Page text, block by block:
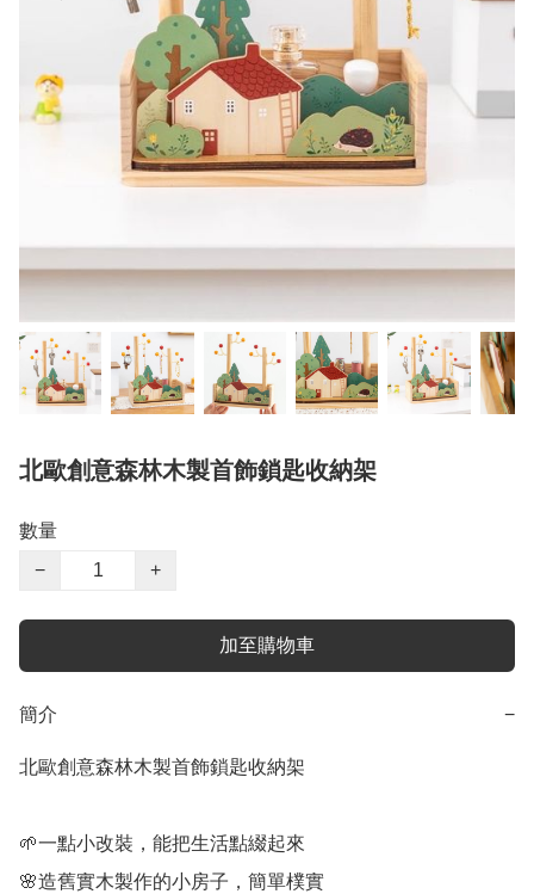
北歐創意森林木製首飾鎖匙收納架
數量
−
+
加至購物車
簡介 −
北歐創意森林木製首飾鎖匙收納架
🌱一點小改裝，能把生活點綴起來
🌸造舊實木製作的小房子，簡單樸實